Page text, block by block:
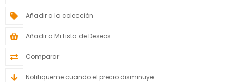
Añadir a la colección
Añadir a Mi Lista de Deseos
Comparar
Notifiqueme cuando el precio disminuye.